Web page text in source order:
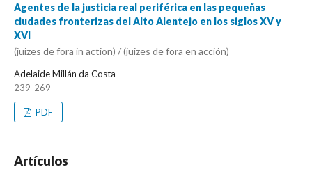
Agentes de la justicia real periférica en las pequeñas
ciudades fronterizas del Alto Alentejo en los siglos XV y
XVI
(juizes de fora in action) / (juizes de fora en acción)
Adelaide Millán da Costa
239-269
PDF
Artículos